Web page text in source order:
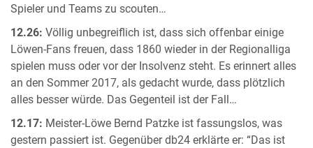
Spieler und Teams zu scouten…
12.26: Völlig unbegreiflich ist, dass sich offenbar einige
Löwen-Fans freuen, dass 1860 wieder in der Regionalliga
spielen muss oder vor der Insolvenz steht. Es erinnert alles
an den Sommer 2017, als gedacht wurde, dass plötzlich
alles besser würde. Das Gegenteil ist der Fall…
12.17: Meister-Löwe Bernd Patzke ist fassungslos, was
gestern passiert ist. Gegenüber db24 erklärte er: “Das ist